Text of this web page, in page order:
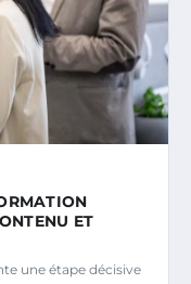
ET
une étape décisive